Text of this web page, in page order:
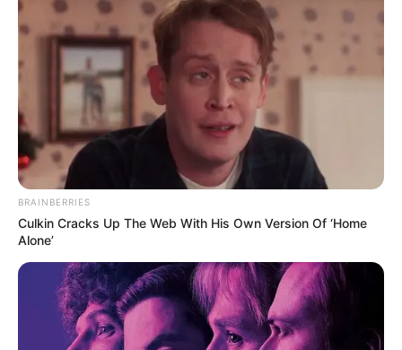
BRAINBERRIES
Culkin Cracks Up The Web With His Own Version Of ‘Home
Alone’